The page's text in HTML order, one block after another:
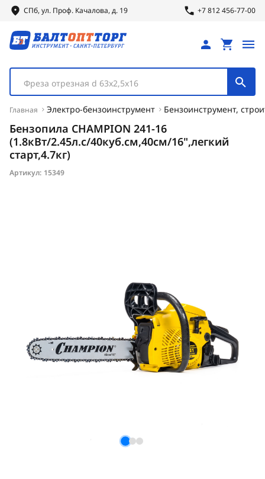
СПб, ул. Проф. Качалова, д. 19 +7 812 456-77-00
Фреза отрезная d 63х2,5х16
Главная Электро-бензоинструмент Бензоинструмент,
Бензопила CHAMPION 241-16
(1.8кВт/2.45л.с/40куб.см,40см/16",легкий
старт,4.7кг)
Артикул: 15349